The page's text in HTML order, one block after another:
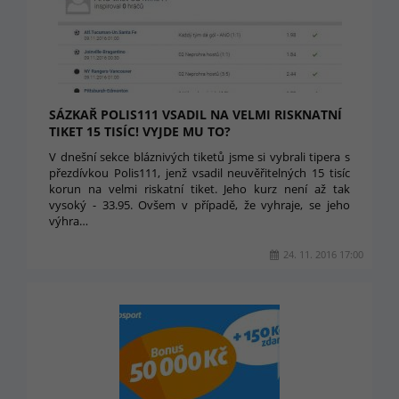
SÁZKAŘ POLIS111 VSADIL NA VELMI RISKNATNÍ
TIKET 15 TISÍC! VYJDE MU TO?
V dnešní sekce bláznivých tiketů jsme si vybrali tipera s
přezdívkou Polis111, jenž vsadil neuvěřitelných 15 tisíc
korun na velmi riskatní tiket. Jeho kurz není až tak
vysoký - 33.95. Ovšem v případě, že vyhraje, se jeho
výhra…
24. 11. 2016 17:00